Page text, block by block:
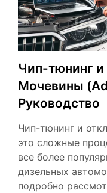
Чип-тюнинг
Мочевины
Руководство
Чип-тюнинг и
это сложные
все более
дизельных
подробно